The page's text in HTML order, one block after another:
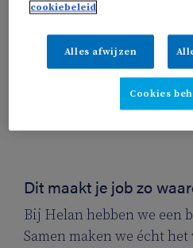
Je kan ook aan de slag als
Dit maakt je job zo
Bij Helan hebben we een
Samen maken we écht
cookiebeleid
Alles afwijzen
Cookies